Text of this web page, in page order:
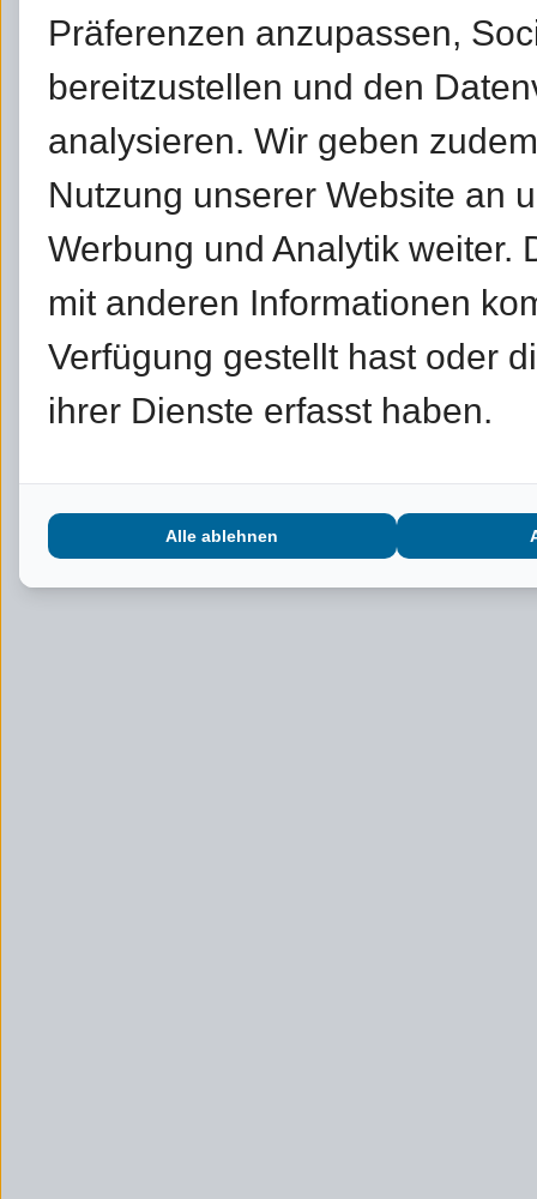
Präferenzen anzupassen,
bereitzustellen und den
analysieren. Wir geben
Nutzung unserer Website an
Werbung und Analytik weiter.
mit anderen Informationen
Verfügung gestellt hast oder
ihrer Dienste erfasst haben.
Alle ablehnen